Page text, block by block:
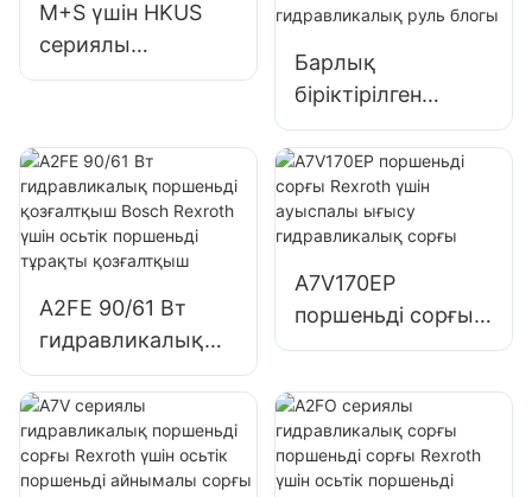
M+S үшін HKUS
сериялы
гидравликалық
Барлық
біріктірілген
клапан
функциялары бар
060 сериялы
гидравликалық
A2FE 90/61 Вт
гидравликалық
поршеньді
қозғалтқыш Bosch
Rexroth үшін
осьтік поршеньді
A7V170EP
поршеньді сорғы
Rexroth үшін
гидравликалық
сорғы